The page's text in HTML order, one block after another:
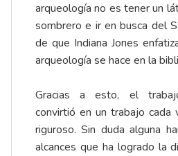
arqueología no es tener un
sombrero e ir en busca del
de que Indiana Jones
arqueología se hace en la
Gracias a esto, el
convirtió en un trabajo cada
riguroso. Sin duda alguna
alcances que ha logrado la